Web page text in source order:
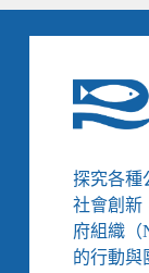
探究各種
社會創新
府組織（
的行動與